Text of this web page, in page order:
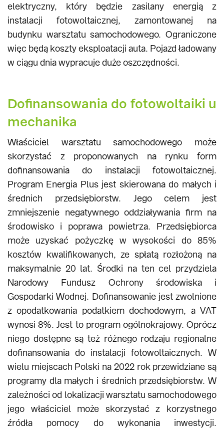
elektryczny, który będzie zasilany energią z
instalacji fotowoltaicznej, zamontowanej na
budynku warsztatu samochodowego. Ograniczone
więc będą koszty eksploatacji auta. Pojazd ładowany
w ciągu dnia wypracuje duże oszczędności.
Dofinansowania do fotowoltaiki u
mechanika
Właściciel warsztatu samochodowego może
skorzystać z proponowanych na rynku form
dofinansowania do instalacji fotowoltaicznej.
Program Energia Plus jest skierowana do małych i
średnich przedsiębiorstw. Jego celem jest
zmniejszenie negatywnego oddziaływania firm na
środowisko i poprawa powietrza. Przedsiębiorca
może uzyskać pożyczkę w wysokości do 85%
kosztów kwalifikowanych, ze spłatą rozłożoną na
maksymalnie 20 lat. Środki na ten cel przydziela
Narodowy Fundusz Ochrony środowiska i
Gospodarki Wodnej. Dofinansowanie jest zwolnione
z opodatkowania podatkiem dochodowym, a VAT
wynosi 8%. Jest to program ogólnokrajowy. Oprócz
niego dostępne są też różnego rodzaju regionalne
dofinansowania do instalacji fotowoltaicznych. W
wielu miejscach Polski na 2022 rok przewidziane są
programy dla małych i średnich przedsiębiorstw. W
zależności od lokalizacji warsztatu samochodowego
jego właściciel może skorzystać z korzystnego
źródła pomocy do wykonania inwestycji.